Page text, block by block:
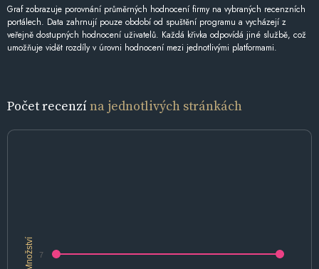
Graf zobrazuje porovnání průměrných hodnocení firmy na vybraných recenzních
portálech. Data zahrnují pouze období od spuštění programu a vycházejí z
veřejně dostupných hodnocení uživatelů. Každá křivka odpovídá jiné službě, což
umožňuje vidět rozdíly v úrovni hodnocení mezi jednotlivými platformami.
Počet recenzína jednotlivých stránkách
Množství 7